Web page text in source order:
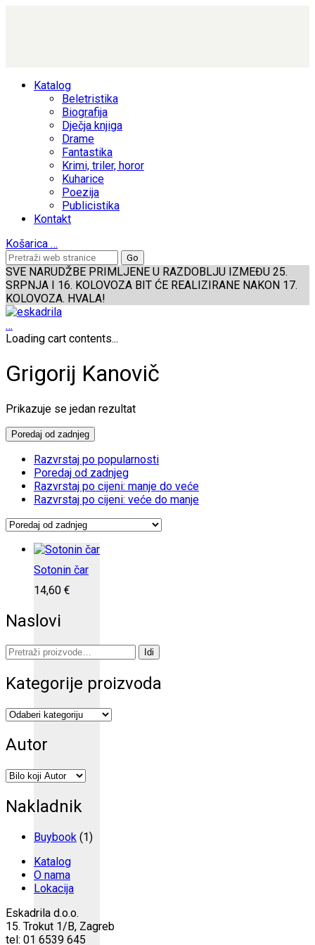
Katalog
Beletristika
Biografija
Dječja knjiga
Drame
Fantastika
Krimi, triler, horor
Kuharice
Poezija
Publicistika
Kontakt
Košarica …
SVE NARUDŽBE PRIMLJENE U RAZDOBLJU IZMEĐU 25.
SRPNJA I 16. KOLOVOZA BIT ĆE REALIZIRANE NAKON 17.
KOLOVOZA. HVALA!
…
Loading cart contents...
Grigorij Kanovič
Prikazuje se jedan rezultat
Poredaj od zadnjeg
Razvrstaj po popularnosti
Poredaj od zadnjeg
Razvrstaj po cijeni: manje do veće
Razvrstaj po cijeni: veće do manje
Sotonin čar
14,60 €
Naslovi
Pretraži: Idi
Kategorije proizvoda
Autor
Nakladnik
Buybook (1)
Katalog
O nama
Lokacija
Eskadrila d.o.o.
15. Trokut 1/B, Zagreb
tel: 01 6539 645